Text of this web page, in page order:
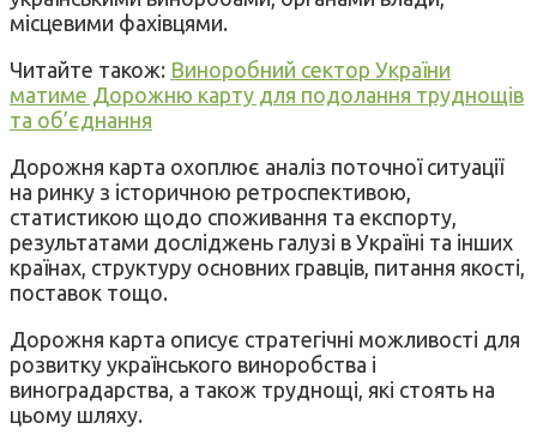
місцевими фахівцями.
Читайте також: Виноробний сектор України
матиме Дорожню карту для подолання труднощів
та об’єднання
Дорожня карта охоплює аналіз поточної ситуації
на ринку з історичною ретроспективою,
статистикою щодо споживання та експорту,
результатами досліджень галузі в Україні та інших
країнах, структуру основних гравців, питання якості,
поставок тощо.
Дорожня карта описує стратегічні можливості для
розвитку українського виноробства і
виноградарства, а також труднощі, які стоять на
цьому шляху.